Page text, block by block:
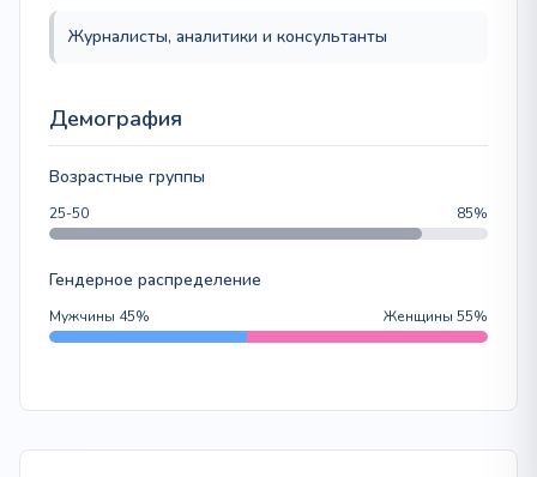
Журналисты, аналитики и консультанты
Демография
Возрастные группы
25-50 85%
Гендерное распределение
Мужчины 45% Женщины 55%